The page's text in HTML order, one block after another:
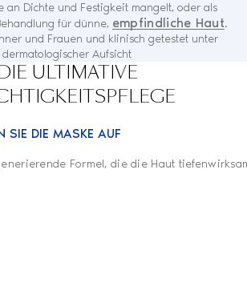
an Dichte und Festigkeit mangelt, oder als
für dünne, empfindliche Haut.
und Frauen und klinisch getestet unter
dermatologischer Aufsicht
DIE ULTIMATIVE
SIE DIE MASKE AUF
Formel, die die Haut